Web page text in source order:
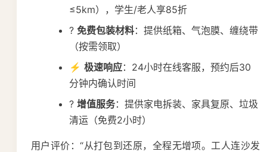
≤5km），学生/老人享85折
? 免费包装材料：提供纸箱、气泡膜、缠绕带
（按需领取）
⚡ 极速响应：24小时在线客服，预约后30
分钟内确认时间
? 增值服务：提供家电拆装、家具复原、垃圾
清运（免费2小时）
用户评价：“从打包到还原，全程无增项。工人连沙发